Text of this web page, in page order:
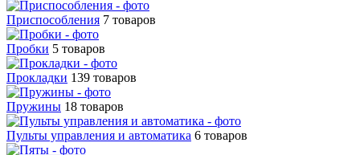
Приспособления 7 товаров
Пробки 5 товаров
Прокладки 139 товаров
Пружины 18 товаров
Пульты управления и автоматика 6 товаров